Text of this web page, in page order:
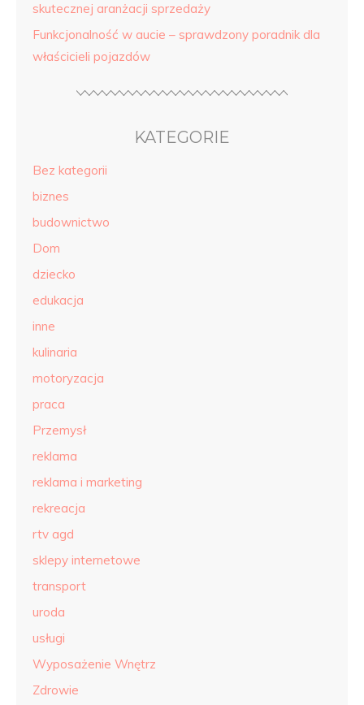
skutecznej aranżacji sprzedaży
Funkcjonalność w aucie – sprawdzony poradnik dla
właścicieli pojazdów
KATEGORIE
Bez kategorii
biznes
budownictwo
Dom
dziecko
edukacja
inne
kulinaria
motoryzacja
praca
Przemysł
reklama
reklama i marketing
rekreacja
rtv agd
sklepy internetowe
transport
uroda
usługi
Wyposażenie Wnętrz
Zdrowie